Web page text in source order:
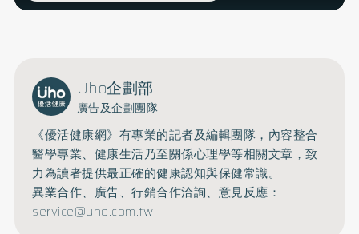
Uho企劃部
廣告及企劃團隊
《優活健康網》有專業的記者及編輯團隊，內容整合
醫學專業、健康生活乃至關係心理學等相關文章，致
力為讀者提供最正確的健康認知與保健常識。
異業合作、廣告、行銷合作洽詢、意見反應：
service@uho.com.tw